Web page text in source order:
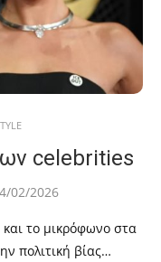
celebrities
02/2026
το μικρόφωνο στα
πολιτική βίας…